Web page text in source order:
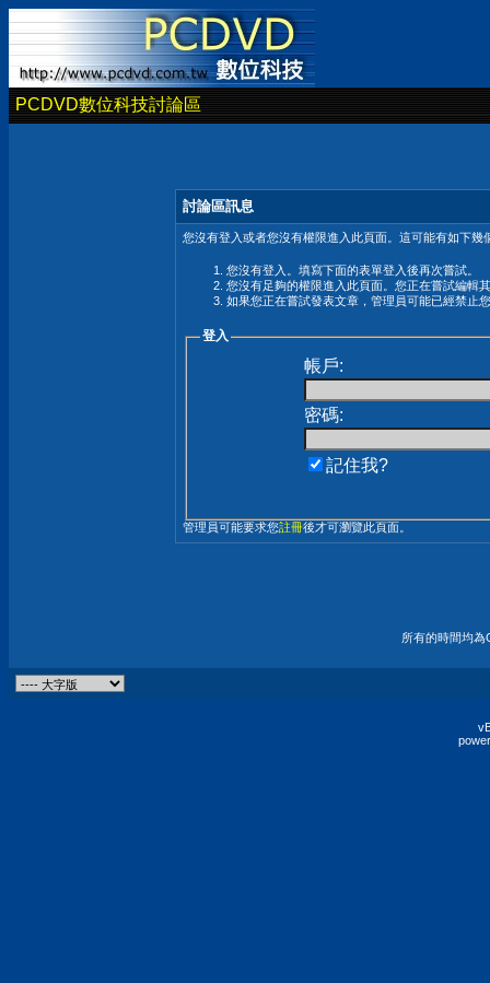
PCDVD數位科技討論區
討論區訊息
您沒有登入或者您沒有權限進入此頁面。這可能有如下幾
您沒有登入。填寫下面的表單登入後再次嘗試。
您沒有足夠的權限進入此頁面。您正在嘗試編輯
如果您正在嘗試發表文章，管理員可能已經禁止
登入
帳戶:
密碼:
記住我?
管理員可能要求您註冊後才可瀏覽此頁面。
所有的時間均為